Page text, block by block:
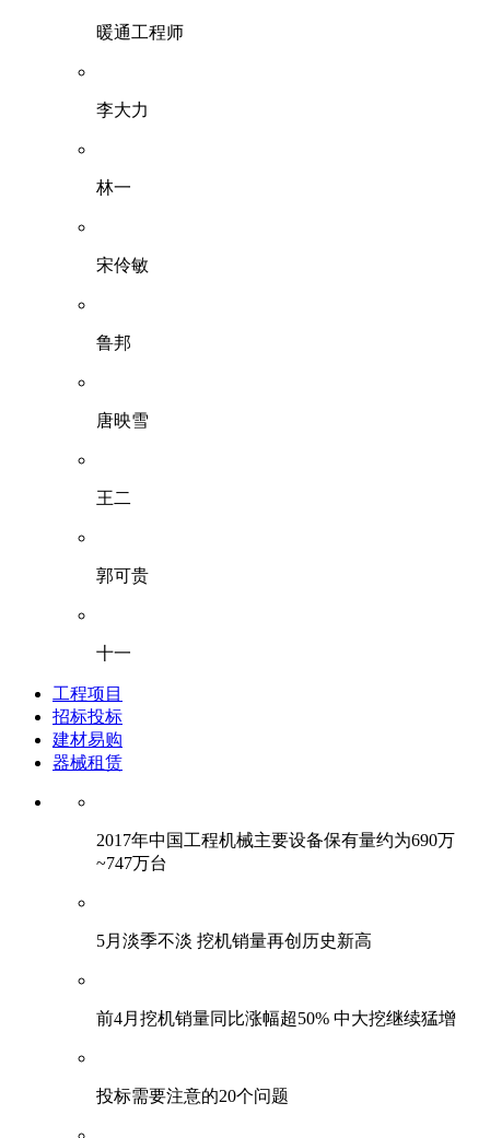
暖通工程师
李大力
林一
宋伶敏
鲁邦
唐映雪
王二
郭可贵
十一
工程项目
招标投标
建材易购
器械租赁
2017年中国工程机械主要设备保有量约为690万
~747万台
5月淡季不淡 挖机销量再创历史新高
前4月挖机销量同比涨幅超50% 中大挖继续猛增
投标需要注意的20个问题